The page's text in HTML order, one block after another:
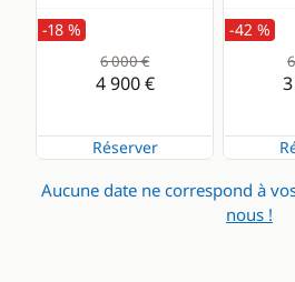
-18 %
6 000 €
4 900 €
Réserver
-42 %
Aucune date ne correspond à
nous !